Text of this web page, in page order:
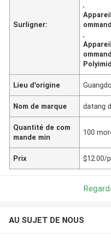
Surligner:
,
,
Lieu d'origine
Nom de marque datang
Quantité de com
mande min
100
Prix $12.00/
AU SUJET DE NOUS